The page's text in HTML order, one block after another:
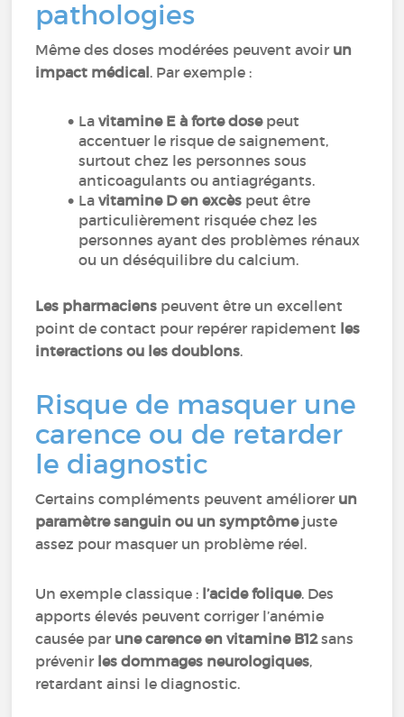
pathologies
Même des doses modérées peuvent avoir un
impact médical. Par exemple :
Lavitamine E à forte dosepeut
accentuer le risque de saignement,
surtout chez les personnes sous
anticoagulants ou antiagrégants.
Lavitamine D en excès peut être
particulièrement risquée chez les
personnes ayant des problèmes rénaux
ou un déséquilibre du calcium.
Les pharmaciens peuvent être un excellent
point de contact pour repérer rapidement les
interactions ou les doublons.
Risque de masquer une
carence ou de retarder
le diagnostic
Certains compléments peuvent améliorer un
paramètre sanguin ou un symptômejuste
assez pour masquer un problème réel.
Un exemple classique : l’acide folique. Des
apports élevés peuvent corriger l’anémie
causée par une carence en vitamine B12sans
prévenir les dommages neurologiques,
retardant ainsi le diagnostic.